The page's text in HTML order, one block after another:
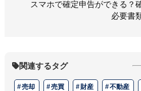
スマホで確定申告ができる？
必要書
関連するタグ
売却 売買 財産 不動産